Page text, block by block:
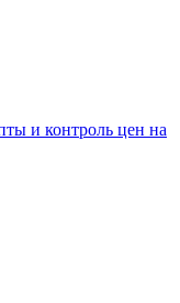
и контроль цен на